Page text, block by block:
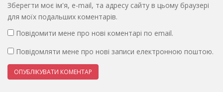
Зберегти моє ім'я, e-mail, та адресу сайту в цьому браузері
для моїх подальших коментарів.
Повідомити мене про нові коментарі по email.
Повідомляти мене про нові записи електронною поштою.